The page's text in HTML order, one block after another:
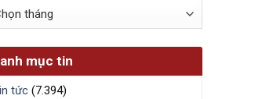
mục tin
tức (7.394)